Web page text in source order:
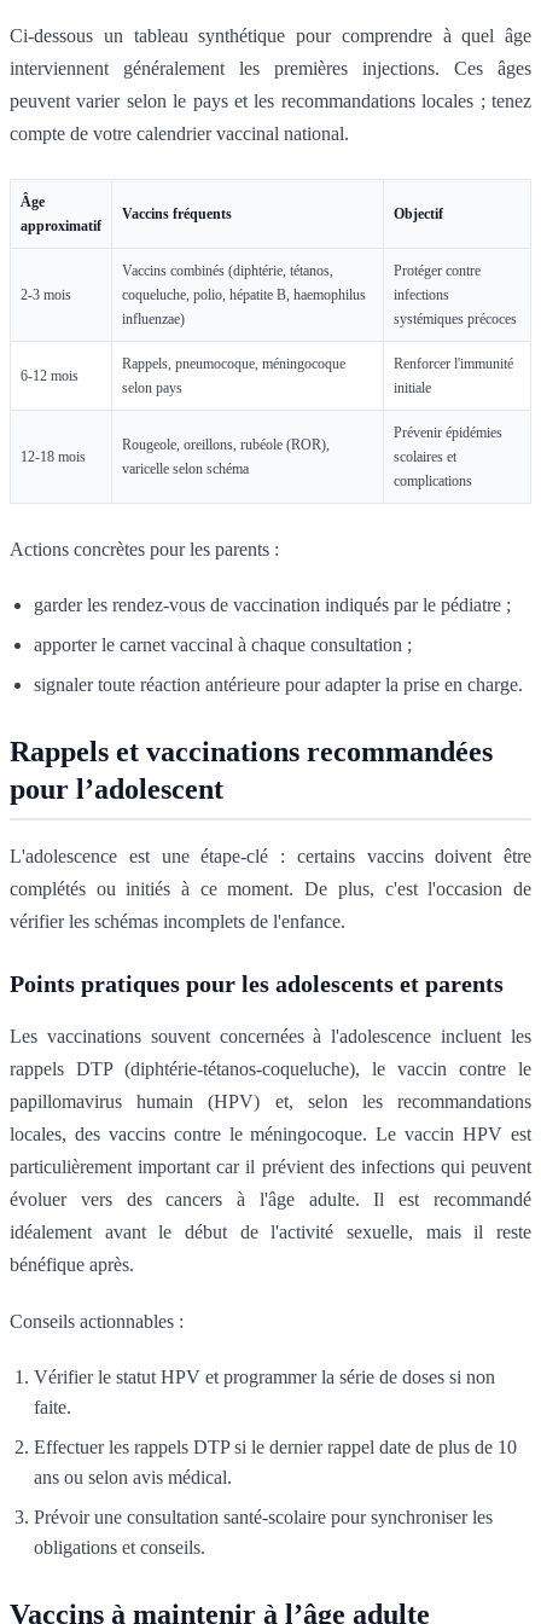
Ci-dessous un tableau synthétique pour comprendre à quel âge
interviennent généralement les premières injections. Ces âges
peuvent varier selon le pays et les recommandations locales ; tenez
compte de votre calendrier vaccinal national.
Âge
approximatif
Vaccins fréquents Objectif
2-3 mois
Vaccins combinés (diphtérie, tétanos,
coqueluche, polio, hépatite B, haemophilus
influenzae)
Protéger contre
infections
systémiques précoces
6-12 mois
Rappels, pneumocoque, méningocoque
selon pays
Renforcer l'immunité
initiale
12-18 mois
Rougeole, oreillons, rubéole (ROR),
varicelle selon schéma
Prévenir épidémies
scolaires et
complications
Actions concrètes pour les parents :
garder les rendez-vous de vaccination indiqués par le pédiatre ;
apporter le carnet vaccinal à chaque consultation ;
signaler toute réaction antérieure pour adapter la prise en charge.
Rappels et vaccinations recommandées
pour l’adolescent
L'adolescence est une étape-clé : certains vaccins doivent être
complétés ou initiés à ce moment. De plus, c'est l'occasion de
vérifier les schémas incomplets de l'enfance.
Points pratiques pour les adolescents et parents
Les vaccinations souvent concernées à l'adolescence incluent les
rappels DTP (diphtérie-tétanos-coqueluche), le vaccin contre le
papillomavirus humain (HPV) et, selon les recommandations
locales, des vaccins contre le méningocoque. Le vaccin HPV est
particulièrement important car il prévient des infections qui peuvent
évoluer vers des cancers à l'âge adulte. Il est recommandé
idéalement avant le début de l'activité sexuelle, mais il reste
bénéfique après.
Conseils actionnables :
Vérifier le statut HPV et programmer la série de doses si non
faite.
Effectuer les rappels DTP si le dernier rappel date de plus de 10
ans ou selon avis médical.
Prévoir une consultation santé-scolaire pour synchroniser les
obligations et conseils.
Vaccins à maintenir à l’âge adulte